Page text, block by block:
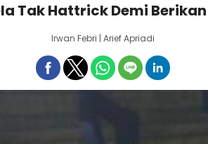
Tak Hattrick Demi
Irwan Febri | Arief Apriadi